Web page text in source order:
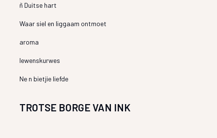
ñ Duitse hart
Waar siel en liggaam ontmoet
aroma
lewenskurwes
Ne n bietjie liefde
TROTSE BORGE VAN INK